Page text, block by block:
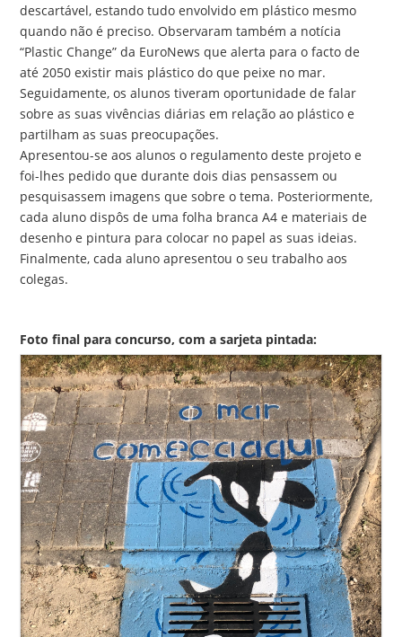
descartável, estando tudo envolvido em plástico mesmo
quando não é preciso. Observaram também a notícia
“Plastic Change” da EuroNews que alerta para o facto de
até 2050 existir mais plástico do que peixe no mar.
Seguidamente, os alunos tiveram oportunidade de falar
sobre as suas vivências diárias em relação ao plástico e
partilham as suas preocupações.
Apresentou-se aos alunos o regulamento deste projeto e
foi-lhes pedido que durante dois dias pensassem ou
pesquisassem imagens que sobre o tema. Posteriormente,
cada aluno dispôs de uma folha branca A4 e materiais de
desenho e pintura para colocar no papel as suas ideias.
Finalmente, cada aluno apresentou o seu trabalho aos
colegas.
Foto final para concurso, com a sarjeta pintada: